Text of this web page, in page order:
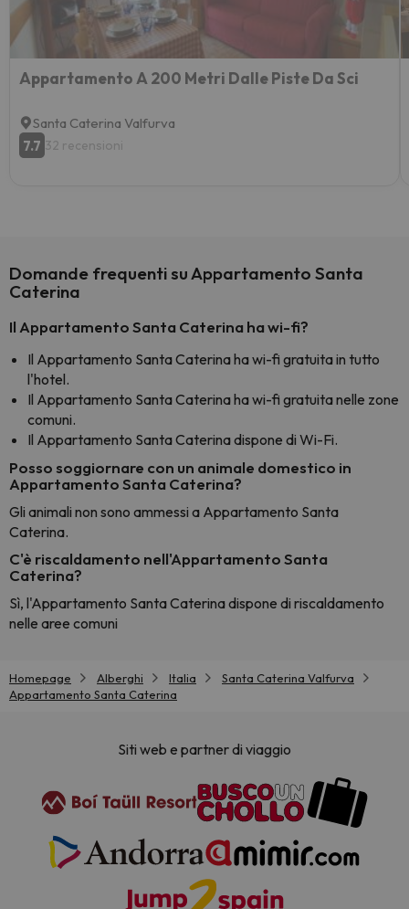
Appartamento A 200 Metri Dalle Piste Da Sci
Santa Caterina Valfurva
7.7 32 recensioni
Domande frequenti su Appartamento Santa
Caterina
Il Appartamento Santa Caterina ha wi-fi?
Il Appartamento Santa Caterina ha wi-fi gratuita in tutto
l'hotel.
Il Appartamento Santa Caterina ha wi-fi gratuita nelle zone
comuni.
Il Appartamento Santa Caterina dispone di Wi-Fi.
Posso soggiornare con un animale domestico in
Appartamento Santa Caterina?
Gli animali non sono ammessi a Appartamento Santa
Caterina.
C'è riscaldamento nell'Appartamento Santa
Caterina?
Sì, l'Appartamento Santa Caterina dispone di riscaldamento
nelle aree comuni
Homepage Alberghi Italia
Santa Caterina Valfurva
Appartamento Santa Caterina
Siti web e partner di viaggio